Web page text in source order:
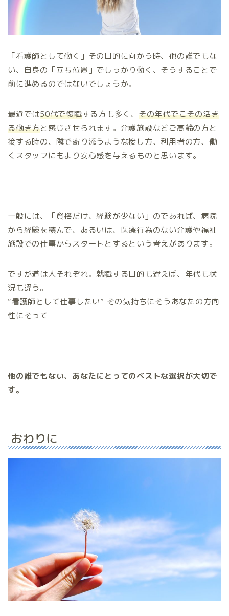
「看護師として働く」その目的に向かう時、他の誰でもな
い、自身の「立ち位置」でしっかり動く、そうすることで
前に進めるのではないでしょうか。
最近では50代で復職する方も多く、 その年代でこその活き
る働き方と感じさせられます。介護施設などご高齢の方と
接する時の、隣で寄り添うような接し方、利用者の方、働
くスタッフにもより安心感を与えるものと思います。
一般には、「資格だけ、経験が少ない」のであれば、病院
から経験を積んで、あるいは、医療行為のない介護や福祉
施設での仕事からスタートとするという考えがあります。
ですが道は人それぞれ。就職する目的も違えば、年代も状
況も違う。
“看護師として仕事したい” その気持ちにそうあなたの方向
性にそって
他の誰でもない、あなたにとってのベストな選択が大切で
す。
おわりに